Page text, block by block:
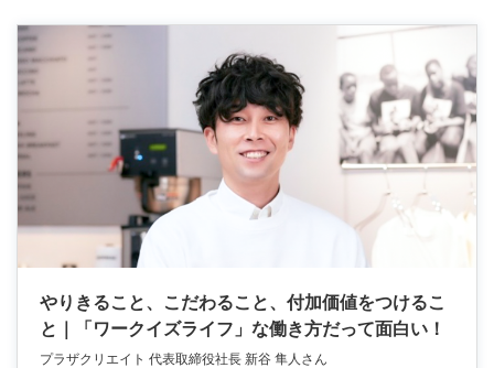
やりきること、こだわること、付加価値をつけるこ
と｜「ワークイズライフ」な働き方だって面白い！
プラザクリエイト 代表取締役社長 新谷 隼人さん